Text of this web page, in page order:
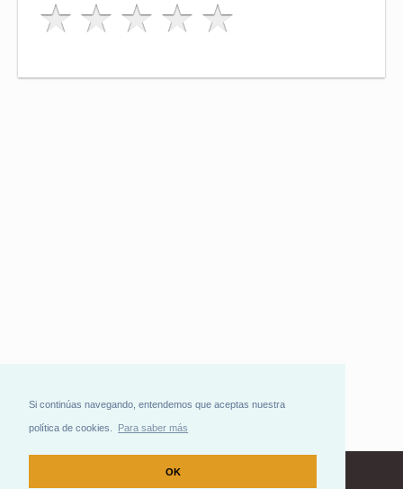
Si continúas navegando, entendemos que aceptas nuestra
política de cookies. Para saber más
OK